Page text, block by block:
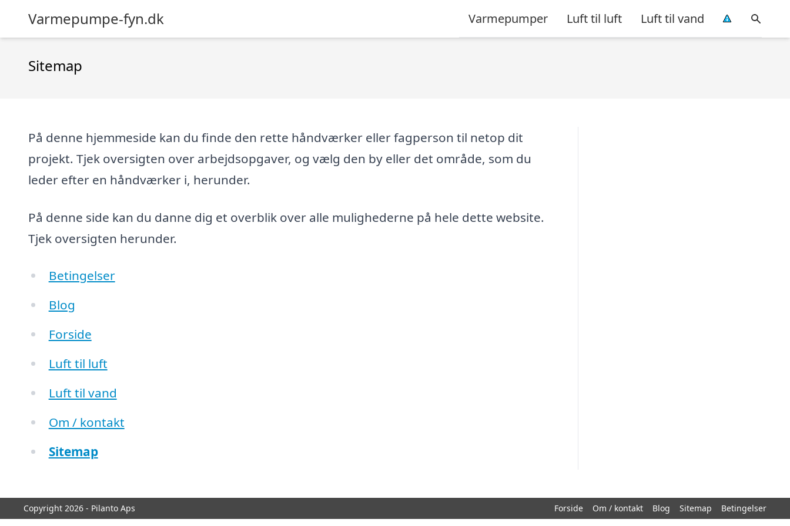
Varmepumpe-fyn.dk Varmepumper Luft til luft Luft til vand
Sitemap
På denne hjemmeside kan du finde den rette håndværker eller fagperson til netop dit
projekt. Tjek oversigten over arbejdsopgaver, og vælg den by eller det område, som du
leder efter en håndværker i, herunder.
På denne side kan du danne dig et overblik over alle mulighederne på hele dette website.
Tjek oversigten herunder.
Betingelser
Blog
Forside
Luft til luft
Luft til vand
Om / kontakt
Sitemap
Copyright 2026 - Pilanto Aps Forside Om / kontakt Blog Sitemap Betingelser